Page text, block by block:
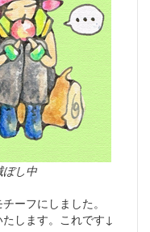
ぼし中
ーフにしました。
します。これです↓